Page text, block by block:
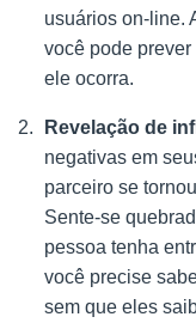
usuários on-line.
você pode
ele ocorra.
Revelação de
negativas em
parceiro se
Sente-se
pessoa tenha
você precise
sem que eles